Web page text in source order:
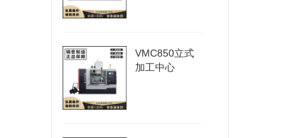
VMC850立式
加工中心